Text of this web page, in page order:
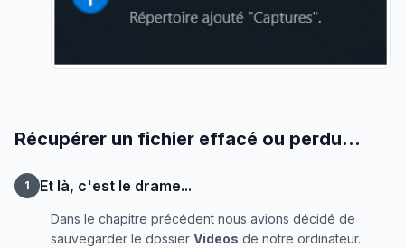
Récupérer un fichier effacé ou perdu...
1 Et là, c'est le drame...
Dans le chapitre précédent nous avions décidé de
sauvegarder le dossier Videos de notre ordinateur.